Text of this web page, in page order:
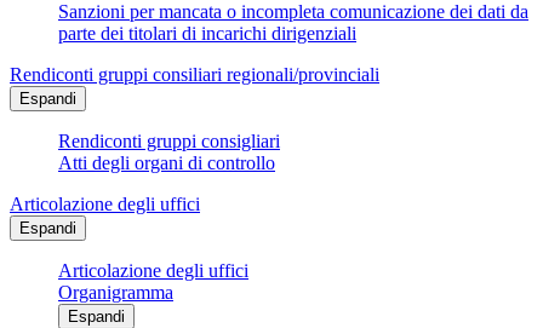
Sanzioni per mancata o incompleta comunicazione dei dati da
parte dei titolari di incarichi dirigenziali
Rendiconti gruppi consiliari regionali/provinciali
Espandi
Rendiconti gruppi consigliari
Atti degli organi di controllo
Articolazione degli uffici
Espandi
Articolazione degli uffici
Organigramma
Espandi